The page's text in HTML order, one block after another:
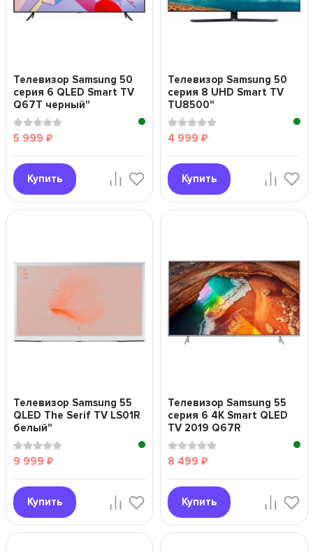
Телевизор Samsung 50
серия 6 QLED Smart TV
Q67T черный"
5 999 ₽
Купить
Телевизор Samsung 50
серия 8 UHD Smart TV
TU8500"
4 999 ₽
Купить
Телевизор Samsung 55
QLED The Serif TV LS01R
белый"
9 999 ₽
Купить
Телевизор Samsung 55
серия 6 4K Smart QLED
TV 2019 Q67R
серебряный"
8 499 ₽
Купить